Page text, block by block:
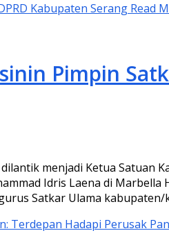
Kabupaten Serang Read
Pimpin
menjadi Ketua Satuan
Idris Laena di
Satkar Ulama kabupaten/
Terdepan Hadapi Perusak